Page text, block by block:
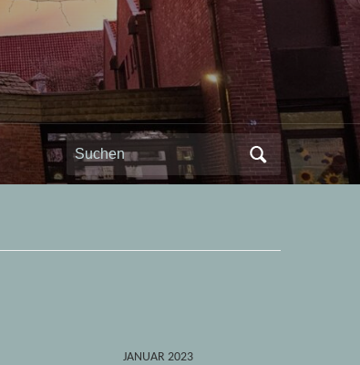
Search
for:
JANUAR 2023